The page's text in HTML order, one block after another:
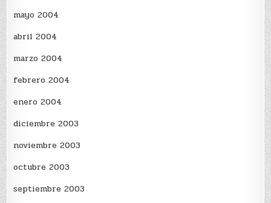
mayo 2004
abril 2004
marzo 2004
febrero 2004
enero 2004
diciembre 2003
noviembre 2003
octubre 2003
septiembre 2003